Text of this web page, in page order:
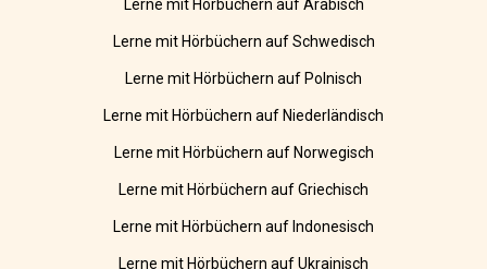
Lerne mit Hörbüchern auf Arabisch
Lerne mit Hörbüchern auf Schwedisch
Lerne mit Hörbüchern auf Polnisch
Lerne mit Hörbüchern auf Niederländisch
Lerne mit Hörbüchern auf Norwegisch
Lerne mit Hörbüchern auf Griechisch
Lerne mit Hörbüchern auf Indonesisch
Lerne mit Hörbüchern auf Ukrainisch